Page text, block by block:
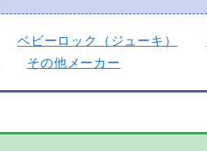
ベビーロック（ジューキ）
その他メーカー